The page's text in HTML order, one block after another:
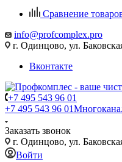
Сравнение
info@profcomplex.pro
г. Одинцово, ул.
Вконтакте
+7 495 543 96 01
+7 495 543 96 01
Заказать звонок
г. Одинцово, ул.
Войти